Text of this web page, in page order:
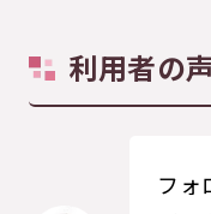
利用者の声
フォ